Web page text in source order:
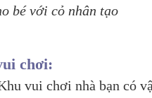
bé với cỏ nhân tạo
chơi:
vui chơi nhà bạn có